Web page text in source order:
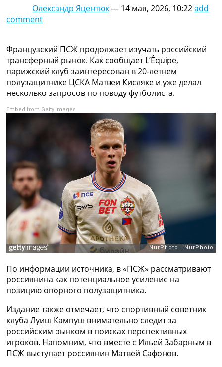
Конкурс прогнозов
Коллективный прогноз
Турниры
Чемпионат Мира
Украина. Премьер-Лига
Украина. Первая Лига
Лига Чемпионов
Англия. Премьер Лига
Испания. Ла Лига
Другие Турниры >>>
Таблицы групп Чемпионата Мира
Украина. Премьер-Лига
Украина. Первая Лига
Лига Чемпионов. Таблицы групп
Англия. Премьер-Лига
Испания. Ла Лига
Все таблицы >>>
Рейтинги
Рейтинг стран УЕФА
Рейтинг ФИФА
ТВ программа
UA
Categories
Главная
Олександр Яцентюк— 14 мая, 2026, 10:22add
comment
Французский ПСЖ продолжает изучать российский
трансферный рынок. Как сообщает L’Équipe,
парижский клуб заинтересован в 20-летнем
полузащитнике ЦСКА Матвеи Кисляке и уже делал
несколько запросов по поводу футболиста.
Embed from Getty Images
По информации источника, в «ПСЖ» рассматривают
россиянина как потенциальное усиление на
позицию опорного полузащитника.
Издание также отмечает, что спортивный советник
клуба Луиш Кампуш внимательно следит за
российским рынком в поисках перспективных
игроков. Напомним, что вместе с Ильей Забарным в
ПСЖ выступает россиянин Матвей Сафонов.